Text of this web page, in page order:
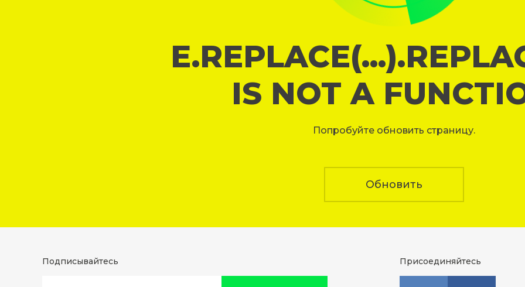
IS NOT A
Попробуйте обновить страницу.
Обновить
Подписывайтесь
Присоединяйтесь